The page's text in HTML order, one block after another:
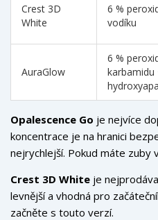
Crest 3D
White
6 %
vodíku
AuraGlow
6 %
karbamidu
Opalescence Go je nejvíce
koncentrace je na hranici
nejrychlejší. Pokud máte
Crest 3D White je
levnější a vhodná pro
začněte s touto verzí.